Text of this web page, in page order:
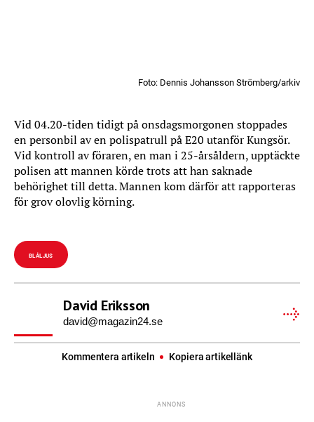
Foto: Dennis Johansson Strömberg/arkiv
Vid 04.20-tiden tidigt på onsdagsmorgonen stoppades
en personbil av en polispatrull på E20 utanför Kungsör.
Vid kontroll av föraren, en man i 25-årsåldern, upptäckte
polisen att mannen körde trots att han saknade
behörighet till detta. Mannen kom därför att rapporteras
för grov olovlig körning.
BLÅLJUS
David Eriksson
david@magazin24.se
Kommentera artikeln Kopiera artikellänk